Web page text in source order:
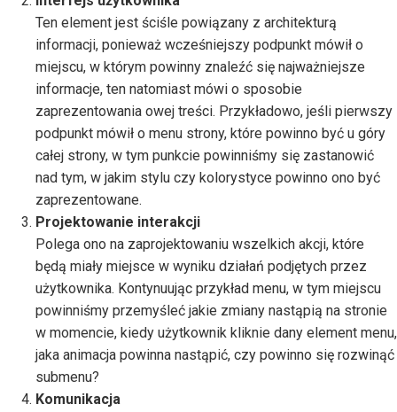
Ten element jest ściśle powiązany z architekturą
informacji, ponieważ wcześniejszy podpunkt mówił o
miejscu, w którym powinny znaleźć się najważniejsze
informacje, ten natomiast mówi o sposobie
zaprezentowania owej treści. Przykładowo, jeśli pierwszy
podpunkt mówił o menu strony, które powinno być u góry
całej strony, w tym punkcie powinniśmy się zastanowić
nad tym, w jakim stylu czy kolorystyce powinno ono być
zaprezentowane.
Projektowanie interakcji
Polega ono na zaprojektowaniu wszelkich akcji, które
będą miały miejsce w wyniku działań podjętych przez
użytkownika. Kontynuując przykład menu, w tym miejscu
powinniśmy przemyśleć jakie zmiany nastąpią na stronie
w momencie, kiedy użytkownik kliknie dany element menu,
jaka animacja powinna nastąpić, czy powinno się rozwinąć
submenu?
Komunikacja